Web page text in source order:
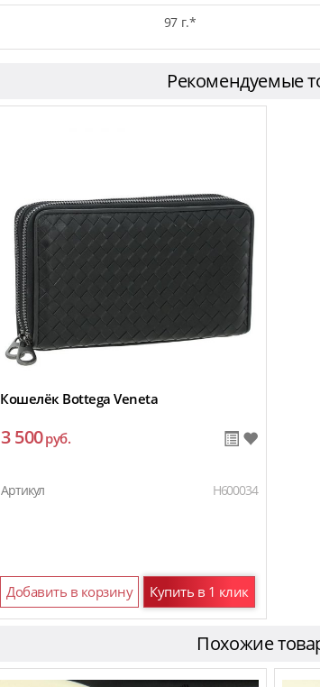
97 г.*
Рекомендуемые
Кошелёк Bottega Veneta
3 500руб.
Артикул H600034
Добавить в корзину Купить в 1 клик
Похожие